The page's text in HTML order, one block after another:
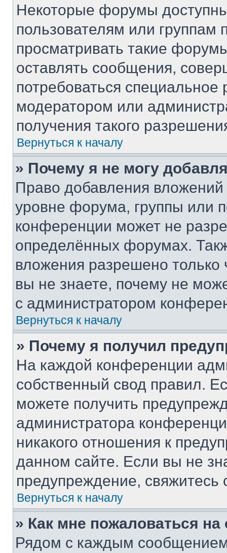
Некоторые форумы
пользователям или группам
просматривать такие
оставлять сообщения,
потребоваться
модератором или
получения такого
Вернуться к началу
» Почему я не могу
Право добавления
уровне форума, группы или
конференции может не
определённых форумах.
вложения разрешено
вы не знаете, почему не
с администратором
Вернуться к началу
» Почему я получил
На каждой конференции
собственный свод правил.
можете получить
администратора
никакого отношения к
данном сайте. Если вы не
предупреждение,
Вернуться к началу
» Как мне пожаловаться
Рядом с каждым сообщением